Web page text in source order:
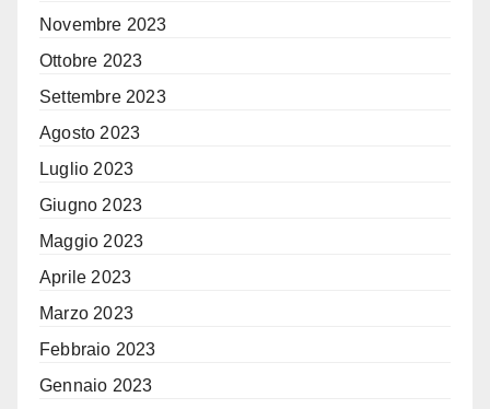
Novembre 2023
Ottobre 2023
Settembre 2023
Agosto 2023
Luglio 2023
Giugno 2023
Maggio 2023
Aprile 2023
Marzo 2023
Febbraio 2023
Gennaio 2023